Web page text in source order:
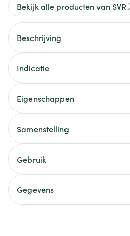
Bekijk alle producten van SVR
Beschrijving
Indicatie
Eigenschappen
Samenstelling
Gebruik
Gegevens